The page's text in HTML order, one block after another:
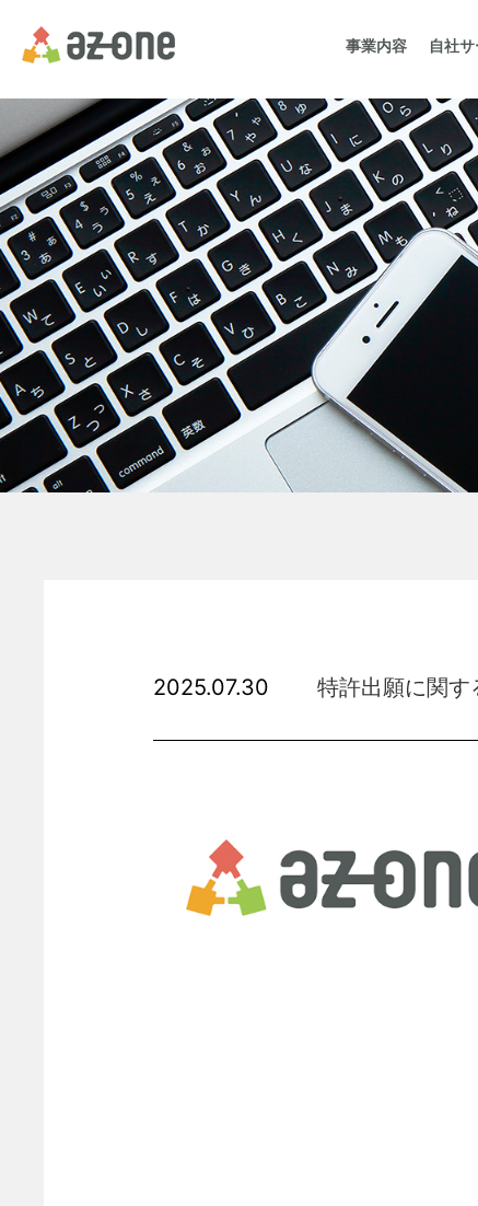
事業内容 自社
2025.07.30 特許出願に関す